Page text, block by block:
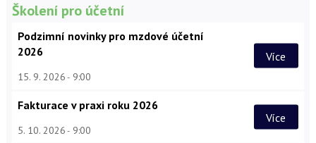
Školení pro účetní
Podzimní novinky pro mzdové účetní
2026
15. 9. 2026 9:00
Více
Fakturace v praxi roku 2026
5. 10. 2026 9:00
Více